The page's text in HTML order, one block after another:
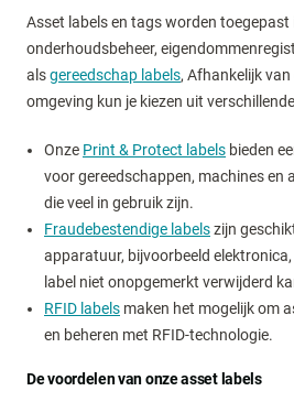
Asset labels en tags worden toegepast
onderhoudsbeheer,
alsgereedschap labels, Afhankelijk
omgeving kun je kiezen uit
Onze Print & Protect labels bieden
voor gereedschappen, machines en
die veel in gebruik zijn.
Fraudebestendige labelszijn
apparatuur, bijvoorbeeld
label niet onopgemerkt verwijderd
RFID labels maken het mogelijk om
en beheren met RFID-technologie.
De voordelen van onze asset labels